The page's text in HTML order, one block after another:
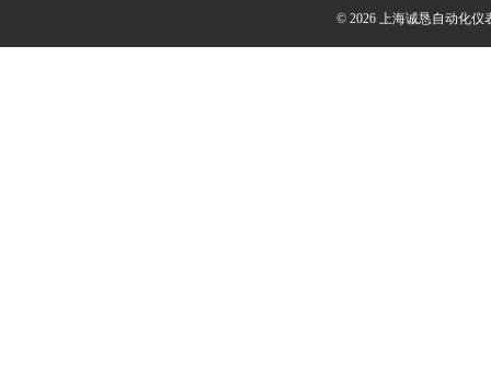
© 2026 上海诚恳自动化仪